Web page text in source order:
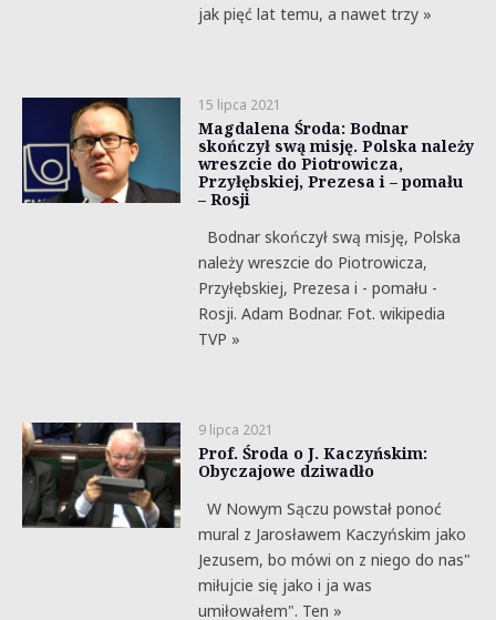
jak pięć lat temu, a nawet trzy »
15 lipca 2021
Magdalena Środa: Bodnar
skończył swą misję. Polska należy
wreszcie do Piotrowicza,
Przyłębskiej, Prezesa i – pomału
– Rosji
Bodnar skończył swą misję, Polska
należy wreszcie do Piotrowicza,
Przyłębskiej, Prezesa i - pomału -
Rosji. Adam Bodnar. Fot. wikipedia
TVP »
9 lipca 2021
Prof. Środa o J. Kaczyńskim:
Obyczajowe dziwadło
W Nowym Sączu powstał ponoć
mural z Jarosławem Kaczyńskim jako
Jezusem, bo mówi on z niego do nas"
miłujcie się jako i ja was
umiłowałem". Ten »